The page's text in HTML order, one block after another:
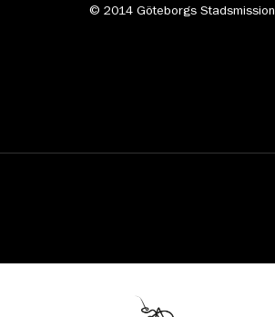
© 2014 Göteborgs Stadsmission